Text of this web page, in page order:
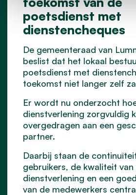
poetsdienst met
dienstencheques
De gemeenteraad van
beslist dat het lokaal
poetsdienst met
toekomst niet langer zelf
Er wordt nu onderzocht
dienstverlening zorgvuldig
overgedragen aan een
partner.
Daarbij staan de
gebruikers, de kwaliteit van
dienstverlening en een
van de medewerkers